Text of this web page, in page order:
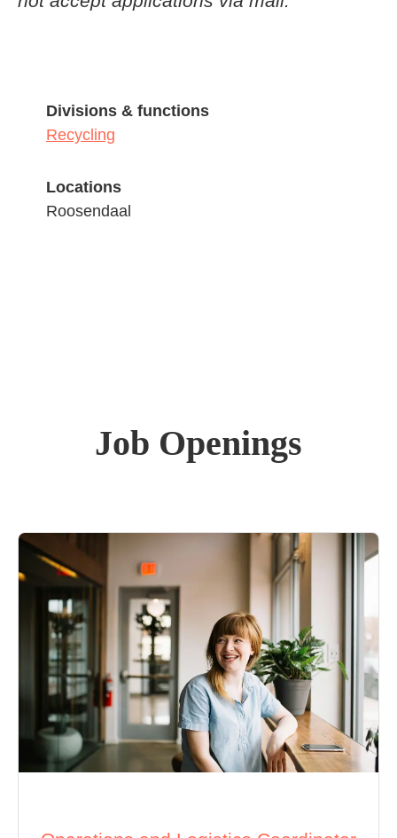
Divisions & functions
Recycling
Locations
Roosendaal
Job Openings